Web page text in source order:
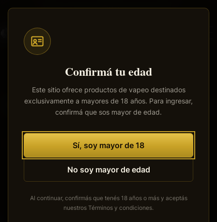
Confirmá tu edad
Este sitio ofrece productos de vapeo destinados
exclusivamente a mayores de 18 años. Para ingresar,
confirmá que sos mayor de edad.
Sí, soy mayor de 18
No soy mayor de edad
Al continuar, confirmás que tenés 18 años o más y aceptás
nuestros Términos y condiciones.
Saltar
contenido
principal
Envíos a todo el país· 100% productos originales
Tenemos grandes proyectos
Se está cocinando algo grande. Nuestra tienda está en
obras y pronto abrirá sus puertas.